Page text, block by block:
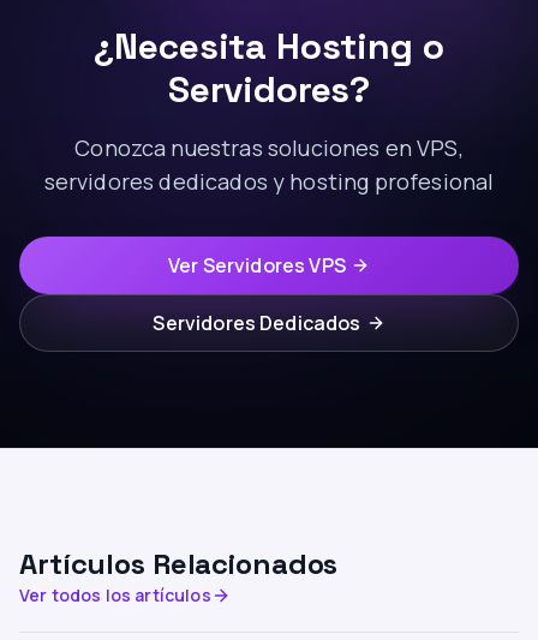
¿Necesita Hosting o
Servidores?
Conozca nuestras soluciones en VPS,
servidores dedicados y hosting profesional
Ver Servidores VPS
Servidores Dedicados
Artículos Relacionados
Ver todos los artículos